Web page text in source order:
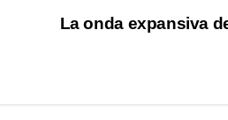
La onda expansiva